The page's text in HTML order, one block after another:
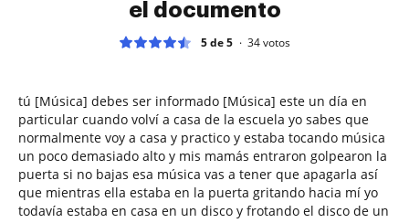
el documento
5 de 5 34votos
tú [Música] debes ser informado [Música] este un día en
particular cuando volví a casa de la escuela yo sabes que
normalmente voy a casa y practico y estaba tocando música
un poco demasiado alto y mis mamás entraron golpearon la
puerta si no bajas esa música vas a tener que apagarla así
que mientras ella estaba en la puerta gritando hacia mí yo
todavía estaba en casa en un disco y frotando el disco de un